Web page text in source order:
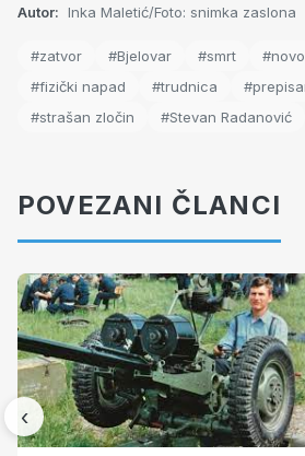
Autor: Inka Maletić/Foto: snimka zaslona
#zatvor #Bjelovar #smrt
#fizički napad
#trudnica
#strašan zločin
#Stevan Radanović
POVEZANI ČLANCI
‹